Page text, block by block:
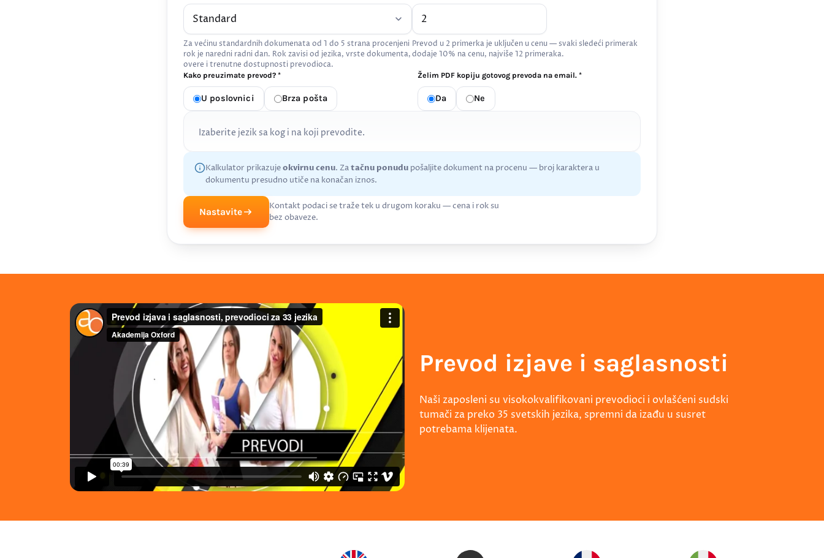
Za većinu standardnih dokumenata od 1 do 5 strana procenjeni
rok je naredni radni dan. Rok zavisi od jezika, vrste dokumenta,
overe i trenutne dostupnosti prevodioca.
Prevod u 2 primerka je uključen u cenu — svaki sledeći primerak
dodaje 10% na cenu, najviše 12 primeraka.
Kako preuzimate prevod? *
U poslovnici Brza pošta
Želim PDF kopiju gotovog prevoda na email. *
Da Ne
Izaberite jezik sa kog i na koji prevodite.
Kalkulator prikazujeokvirnu cenu. Zatačnu ponudu pošaljite dokument na procenu — broj karaktera u
dokumentu presudno utiče na konačan iznos.
Nastavite
Kontakt podaci se traže tek u drugom koraku — cena i rok su
bez obaveze.
Prevod izjave i saglasnosti
Naši zaposleni su visokokvalifikovani prevodioci i ovlašćeni sudski
tumači za preko 35 svetskih jezika, spremni da izađu u susret
potrebama klijenata.